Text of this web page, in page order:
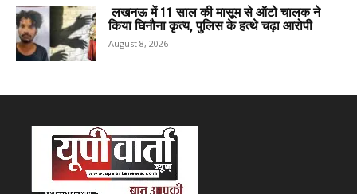
लखनऊ में 11 साल की मासूम से ऑटो चालक ने
किया घिनौना कृत्य, पुलिस के हत्थे चढ़ा आरोपी
August 8, 2026